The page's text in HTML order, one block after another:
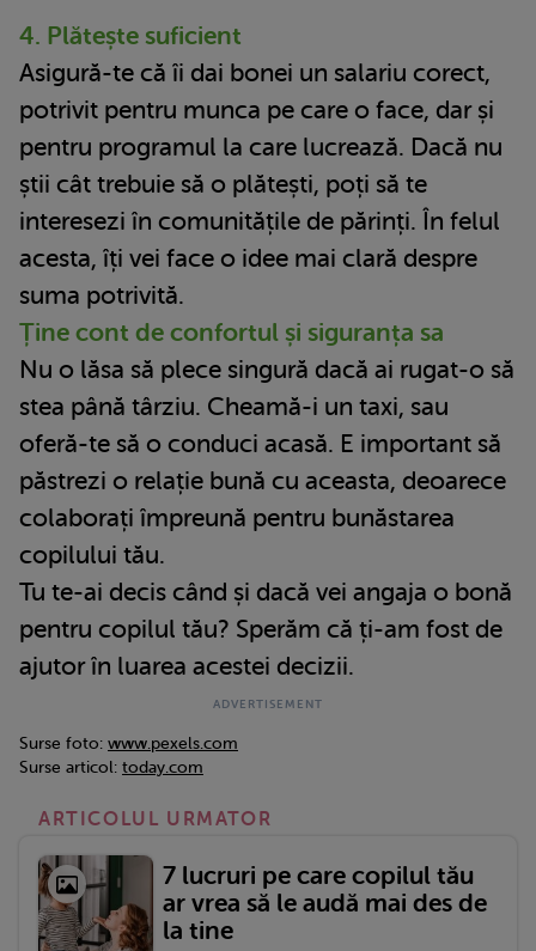
4. Plătește suficient
Asigură-te că îi dai bonei un salariu corect,
potrivit pentru munca pe care o face, dar și
pentru programul la care lucrează. Dacă nu
știi cât trebuie să o plătești, poți să te
interesezi în comunitățile de părinți. În felul
acesta, îți vei face o idee mai clară despre
suma potrivită.
Ține cont de confortul și siguranța sa
Nu o lăsa să plece singură dacă ai rugat-o să
stea până târziu. Cheamă-i un taxi, sau
oferă-te să o conduci acasă. E important să
păstrezi o relație bună cu aceasta, deoarece
colaborați împreună pentru bunăstarea
copilului tău.
Tu te-ai decis când și dacă vei angaja o bonă
pentru copilul tău? Sperăm că ți-am fost de
ajutor în luarea acestei decizii.
Surse foto: www.pexels.com
Surse articol: today.com
ARTICOLUL URMATOR
7 lucruri pe care copilul tău
ar vrea să le audă mai des de
la tine